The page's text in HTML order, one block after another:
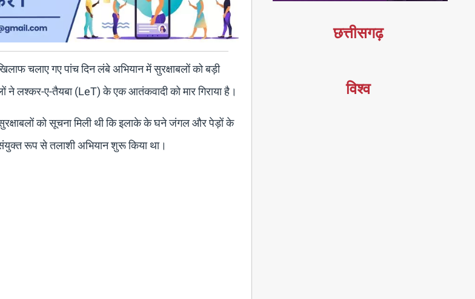
चलाए गए पांच दिन लंबे अभियान में सुरक्षाबलों को बड़ी
ने लश्कर-ए-तैयबा (LeT) के एक आतंकवादी को मार गिराया है।
को सूचना मिली थी कि इलाके के घने जंगल और पेड़ों के
रूप से तलाशी अभियान शुरू किया था।
छत्तीसगढ़
विश्व